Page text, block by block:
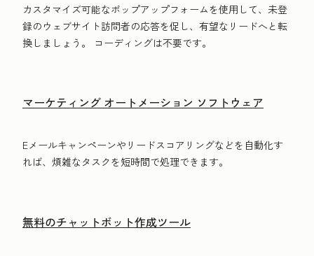
カスタマイズ可能なポップアップフォームを使用して、未登
録のウェブサイト訪問者の応答を促し、有望なリードへと転
換しましょう。 コーディングは不要です。
マーケティング オートメーション ソフトウェア
Eメールキャンペーンやリードスコアリングなどを自動化す
れば、煩雑なタスクを短時間で処理できます。
無料のチャットボット作成ツール